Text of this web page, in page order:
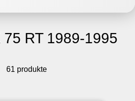
75 RT 1989-1995
61 produkte